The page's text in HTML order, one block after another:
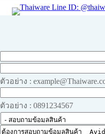
ตัวอย่าง :
ตัวอย่าง : 0891234567